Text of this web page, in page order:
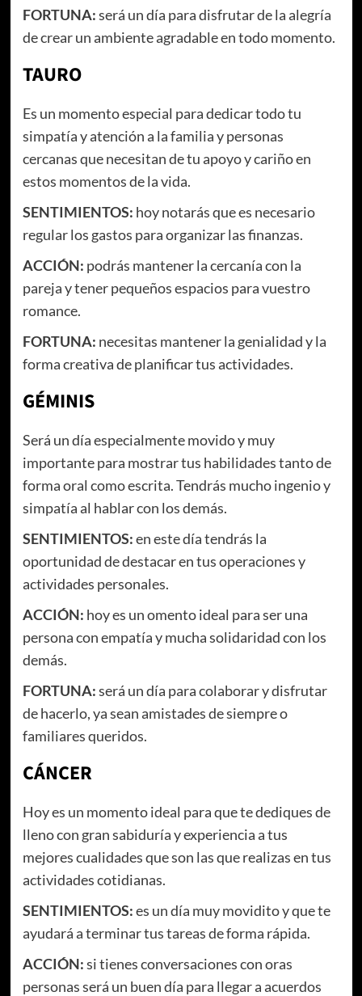
FORTUNA:será un día para disfrutar de la alegría
de crear un ambiente agradable en todo momento.
TAURO
Es un momento especial para dedicar todo tu
simpatía y atención a la familia y personas
cercanas que necesitan de tu apoyo y cariño en
estos momentos de la vida.
SENTIMIENTOS: hoy notarás que es necesario
regular los gastos para organizar las finanzas.
ACCIÓN: podrás mantener la cercanía con la
pareja y tener pequeños espacios para vuestro
romance.
FORTUNA: necesitas mantener la genialidad y la
forma creativa de planificar tus actividades.
GÉMINIS
Será un día especialmente movido y muy
importante para mostrar tus habilidades tanto de
forma oral como escrita. Tendrás mucho ingenio y
simpatía al hablar con los demás.
SENTIMIENTOS:en este día tendrás la
oportunidad de destacar en tus operaciones y
actividades personales.
ACCIÓN: hoy es un omento ideal para ser una
persona con empatía y mucha solidaridad con los
demás.
FORTUNA:será un día para colaborar y disfrutar
de hacerlo, ya sean amistades de siempre o
familiares queridos.
CÁNCER
Hoy es un momento ideal para que te dediques de
lleno con gran sabiduría y experiencia a tus
mejores cualidades que son las que realizas en tus
actividades cotidianas.
SENTIMIENTOS:es un día muy movidito y que te
ayudará a terminar tus tareas de forma rápida.
ACCIÓN:si tienes conversaciones con oras
personas será un buen día para llegar a acuerdos